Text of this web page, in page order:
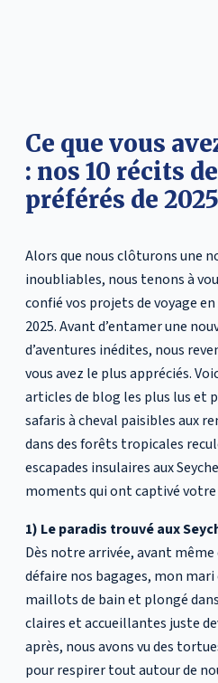
Ce que vous
: nos 10 récits
préférés de 2025
Alors que nous clôturons une
inoubliables, nous tenons à
confié vos projets de voyage
2025. Avant d’entamer une
d’aventures inédites, nous
vous avez le plus appréciés.
articles de blog les plus lus et
safaris à cheval paisibles aux
dans des forêts tropicales
escapades insulaires aux
moments qui ont captivé
1) Le paradis trouvé aux
Dès notre arrivée, avant
défaire nos bagages, mon
maillots de bain et plongé
claires et accueillantes juste
après, nous avons vu des
pour respirer tout autour de